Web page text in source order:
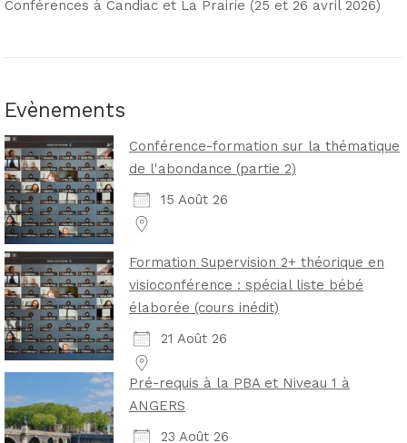
Conférences à Candiac et La Prairie (25 et 26 avril 2026)
Evènements
Conférence-formation sur la thématique
de l'abondance (partie 2)
15 Août 26
Formation Supervision 2+ théorique en
visioconférence : spécial liste bébé
élaborée (cours inédit)
21 Août 26
Pré-requis à la PBA et Niveau 1 à
ANGERS
23 Août 26